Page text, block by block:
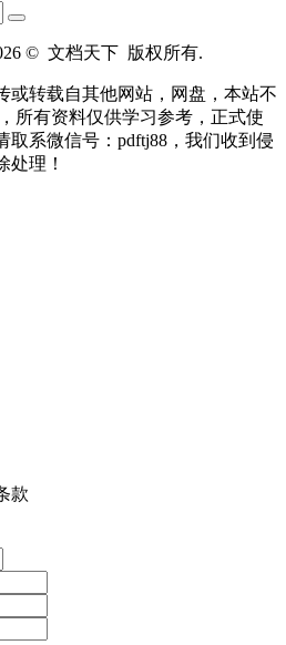
© 文档天下 版权所有.
或转载自其他网站，网盘，本站不
所有资料仅供学习参考，正式使
取系微信号：pdftj88，我们收到侵
处理！
款